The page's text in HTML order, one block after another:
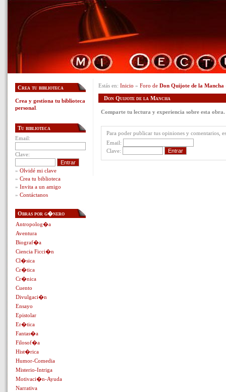
Estás en: Inicio » Foro de Don Quijote de la Mancha
Don Quijote de la Mancha
Comparte tu lectura y experiencia sobre esta obra.
Para poder publicar tus opiniones y comentarios,
Email:
Clave:
Crea tu biblioteca
Crea y gestiona tu biblioteca
personal
Tu biblioteca
Email:
Clave:
» Olvidé mi clave
» Crea tu biblioteca
» Invita a un amigo
» Contáctanos
Obras por g�nero
Antropolog�a
Aventura
Biograf�a
Ciencia Ficci�n
Cl�sica
Cr�tica
Cr�nica
Cuento
Divulgaci�n
Ensayo
Epistolar
Er�tica
Fantas�a
Filosof�a
Hist�rica
Humor-Comedia
Misterio-Intriga
Motivaci�n-Ayuda
Narrativa